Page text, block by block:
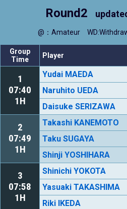
Round2
@：Amateur
Group
Time
Player
1
07:40
1H
Yudai MAEDA
Naruhito UEDA
Daisuke SERIZAWA
2
07:49
1H
Takashi KANEMOTO
Taku SUGAYA
Shinji YOSHIHARA
3
07:58
1H
Shinichi YOKOTA
Yasuaki TAKASHIMA
Riki IKEDA